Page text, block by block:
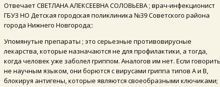
Отвечает СВЕТЛАНА АЛЕКСЕЕВНА СОЛОВЬЕВА ; врач-инфекционист
ГБУЗ НО Детская городская поликлиника №39 Советского района
города Нижнего Новгорода;:
Упомянутые препараты ; это серьезные противовирусные
лекарства, которые назначаются не для профилактики, а тогда,
когда человек уже заболел гриппом. Аналогов им нет. Если
не научным языком, они борются с вирусами гриппа типов А и В,
блокируя антигены, которые являются своеобразными ключиками;